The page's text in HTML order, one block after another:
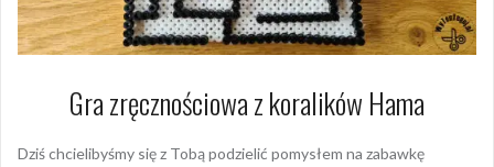
Gra zręcznościowa z koralików Hama
Dziś chcielibyśmy się z Tobą podzielić pomysłem na zabawkę